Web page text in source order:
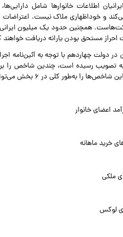
ایرانیان اطلاعات خانوارها شامل
و خوداظهاری ملاک نیست.
همچنین حدود یک میلیون
احراز مستحق بودن یارانه دریافت خواهند
۱۴۰۳ به تصویب رسیده است، چندین شاخص
را به‌طور کلی در ۶ بخش می‌توان دسته‌بندی کرد؛